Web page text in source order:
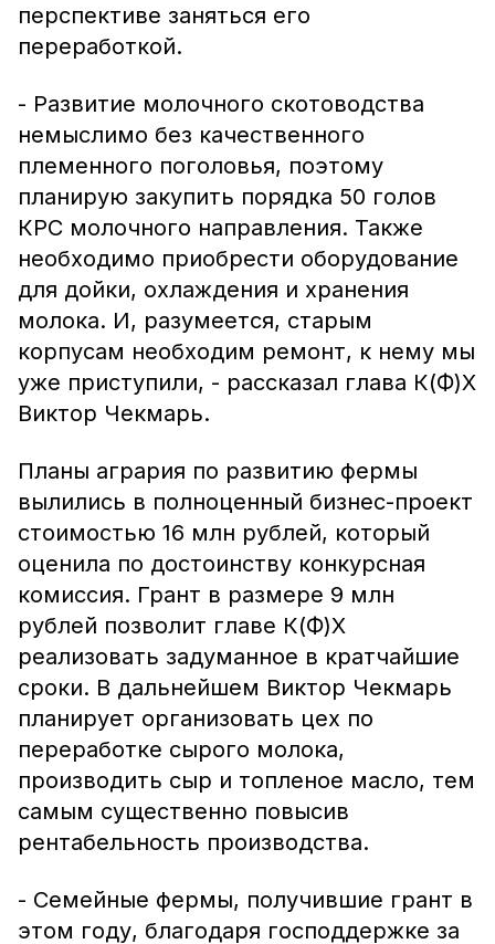
перспективе заняться его
переработкой.
- Развитие молочного скотоводства
немыслимо без качественного
племенного поголовья, поэтому
планирую закупить порядка 50 голов
КРС молочного направления. Также
необходимо приобрести оборудование
для дойки, охлаждения и хранения
молока. И, разумеется, старым
корпусам необходим ремонт, к нему мы
уже приступили, - рассказал глава К(Ф)Х
Виктор Чекмарь.
Планы агрария по развитию фермы
вылились в полноценный бизнес-проект
стоимостью 16 млн рублей, который
оценила по достоинству конкурсная
комиссия. Грант в размере 9 млн
рублей позволит главе К(Ф)Х
реализовать задуманное в кратчайшие
сроки. В дальнейшем Виктор Чекмарь
планирует организовать цех по
переработке сырого молока,
производить сыр и топленое масло, тем
самым существенно повысив
рентабельность производства.
- Семейные фермы, получившие грант в
этом году, благодаря господдержке за